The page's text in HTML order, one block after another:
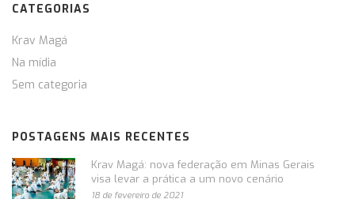
CATEGORIAS
Krav Magá
Na mídia
Sem categoria
POSTAGENS MAIS RECENTES
Krav Magá: nova federação em Minas Gerais
visa levar a prática a um novo cenário
18 de fevereiro de 2021